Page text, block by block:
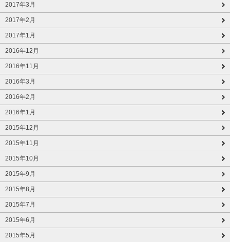
2017年3月
2017年2月
2017年1月
2016年12月
2016年11月
2016年3月
2016年2月
2016年1月
2015年12月
2015年11月
2015年10月
2015年9月
2015年8月
2015年7月
2015年6月
2015年5月